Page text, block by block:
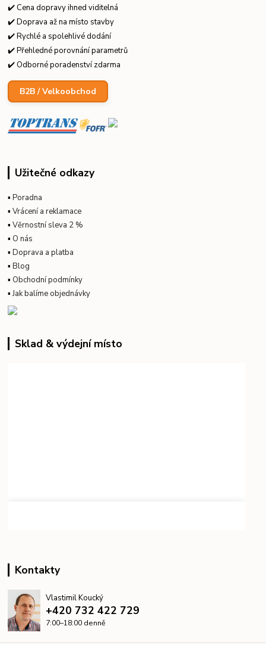
✔️ Cena dopravy ihned viditelná
✔️ Doprava až na místo stavby
✔️ Rychlé a spolehlivé dodání
✔️ Přehledné porovnání parametrů
✔️ Odborné poradenství zdarma
B2B / Velkoobchod
Užitečné odkazy
▪Poradna
▪Vrácení a reklamace
▪Věrnostní sleva 2 %
▪ O nás
▪Doprava a platba
▪Blog
▪ Obchodní podmínky
▪Jak balíme objednávky
Sklad & výdejní místo
Kontakty
Vlastimil Koucký
+420 732 422 729
7:00–18:00 denně